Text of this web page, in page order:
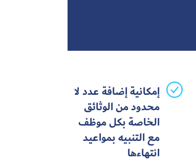
إمكانية إضافة عدد لا
محدود من الوثائق
الخاصة بكل موظف
مع التنبيه بمواعيد
انتهاءها